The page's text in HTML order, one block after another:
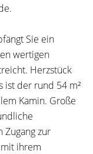
Sie ein
wertigen
Herzstück
ist der rund 54 m²
Kamin. Große
zur
ihrem